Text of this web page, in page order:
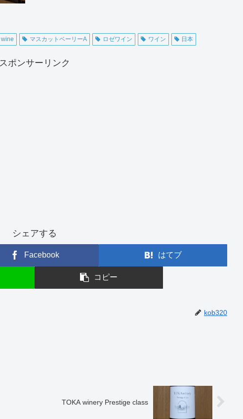
wine マスカットベーリーA ロゼワイン ワイン 日本
スポンサーリンク
シェアする
Facebook はてブ
コピー
kob320
TOKA winery Prestige class